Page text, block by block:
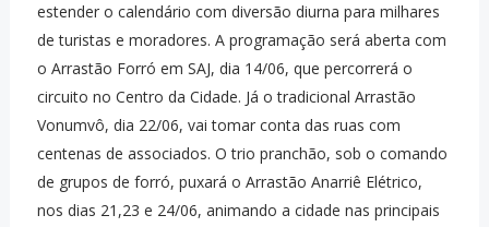
estender o calendário com diversão diurna para milhares
de turistas e moradores. A programação será aberta com
o Arrastão Forró em SAJ, dia 14/06, que percorrerá o
circuito no Centro da Cidade. Já o tradicional Arrastão
Vonumvô, dia 22/06, vai tomar conta das ruas com
centenas de associados. O trio pranchão, sob o comando
de grupos de forró, puxará o Arrastão Anarriê Elétrico,
nos dias 21,23 e 24/06, animando a cidade nas principais